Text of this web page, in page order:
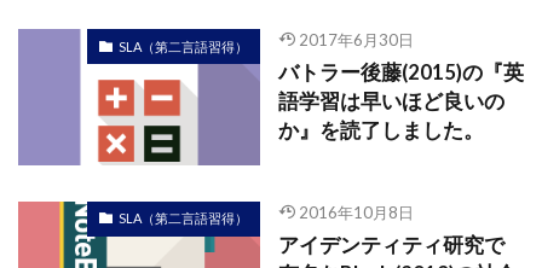
SLA（第二言語習得） 2017年6月30日
バトラー後藤(2015)の『英
語学習は早いほど良いの
か』を読了しました。
SLA（第二言語習得） 2016年10月8日
アイデンティティ研究で